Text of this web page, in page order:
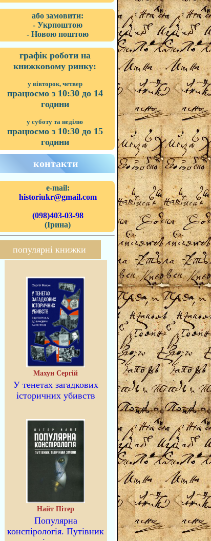
або замовити:
- Укрпоштою
- Новою поштою
графік роботи на
книжковому ринку:
у вівторок, четвер
працюємо з 10:30 до 14
години
у суботу та неділю
працюємо з 10:30 до 15
години
контакти
e-mail:
historiukr@gmail.com
(098)403-03-98
(Ірина)
популярні книжки
Махун Сергій
У тенетах загадкових
історичних убивств
Найт Пітер
Популярна
конспірологія. Путівник